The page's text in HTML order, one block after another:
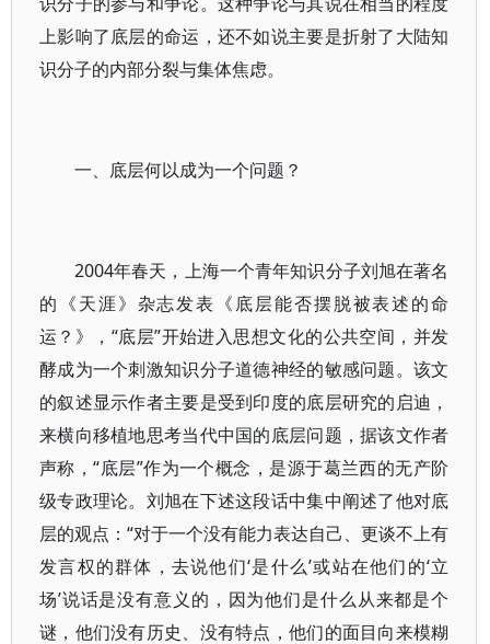
上影响了底层的命运，还不如说主要是折射了大陆知
识分子的内部分裂与集体焦虑。
一、底层何以成为一个问题？
2004年春天，上海一个青年知识分子刘旭在著名
的《天涯》杂志发表《底层能否摆脱被表述的命
运？》，“底层”开始进入思想文化的公共空间，并发
酵成为一个刺激知识分子道德神经的敏感问题。该文
的叙述显示作者主要是受到印度的底层研究的启迪，
来横向移植地思考当代中国的底层问题，据该文作者
声称，“底层”作为一个概念，是源于葛兰西的无产阶
级专政理论。刘旭在下述这段话中集中阐述了他对底
层的观点：“对于一个没有能力表达自己、更谈不上有
发言权的群体，去说他们‘是什么’或站在他们的‘立
场’说话是没有意义的，因为他们是什么从来都是个
谜，他们没有历史、没有特点，他们的面目向来模糊